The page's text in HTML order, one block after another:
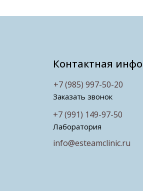
Контактная
Заказать звонок
Лаборатория
info@esteamclinic.ru
+7 (991) 149-97-50
+7 (985) 997-50-20